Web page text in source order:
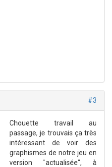
#3
Chouette travail au
passage, je trouvais ça très
intéressant de voir des
graphismes de notre jeu en
version "actualisée", à